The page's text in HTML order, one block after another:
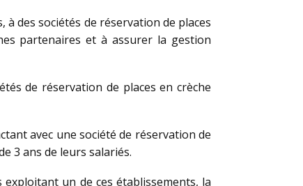
des sociétés de réservation de places
partenaires et à assurer la gestion
de réservation de places en crèche
avec une société de réservation de
3 ans de leurs salariés.
un de ces établissements, la